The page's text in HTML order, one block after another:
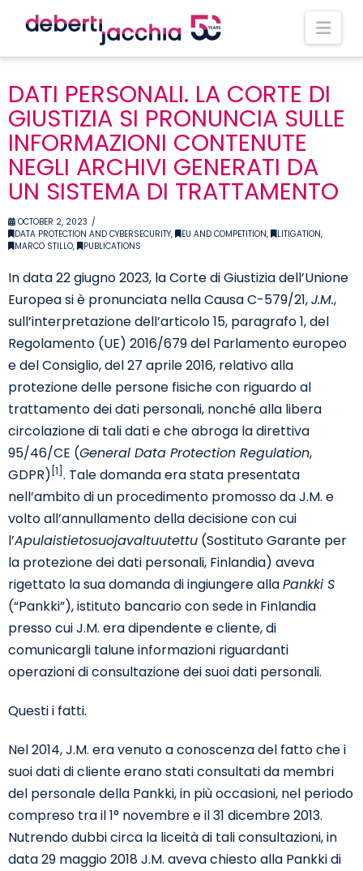
DATI PERSONALI. LA CORTE DI
GIUSTIZIA SI PRONUNCIA SULLE
INFORMAZIONI CONTENUTE
NEGLI ARCHIVI GENERATI DA
UN SISTEMA DI TRATTAMENTO
OCTOBER 2, 2023
DATA PROTECTION AND CYBERSECURITY, EU AND COMPETITION, LITIGATION,
MARCO STILLO, PUBLICATIONS
In data 22 giugno 2023, la Corte di Giustizia dell’Unione
Europea si è pronunciata nella Causa C-579/21,J.M.,
sull’interpretazione dell’articolo 15, paragrafo 1, del
Regolamento (UE) 2016/679 del Parlamento europeo
e del Consiglio, del 27 aprile 2016, relativo alla
protezione delle persone fisiche con riguardo al
trattamento dei dati personali, nonché alla libera
circolazione di tali dati e che abroga la direttiva
95/46/CE (General Data Protection Regulation,
GDPR) [1] . Tale domanda era stata presentata
nell’ambito di un procedimento promosso da J.M. e
volto all’annullamento della decisione con cui
l’Apulaistietosuojavaltuutettu (Sostituto Garante per
la protezione dei dati personali, Finlandia) aveva
rigettato la sua domanda di ingiungere allaPankki S
(“Pankki”), istituto bancario con sede in Finlandia
presso cui J.M. era dipendente e cliente, di
comunicargli talune informazioni riguardanti
operazioni di consultazione dei suoi dati personali.
Questi i fatti.
Nel 2014, J.M. era venuto a conoscenza del fatto che i
suoi dati di cliente erano stati consultati da membri
del personale della Pankki, in più occasioni, nel periodo
compreso tra il 1° novembre e il 31 dicembre 2013.
Nutrendo dubbi circa la liceità di tali consultazioni, in
data 29 maggio 2018 J.M. aveva chiesto alla Pankki di